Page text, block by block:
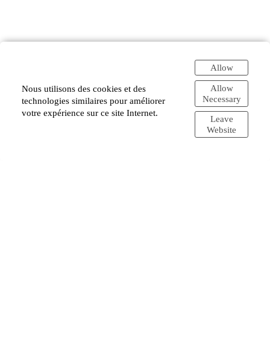
Nous utilisons des cookies et des
technologies similaires pour améliorer
votre expérience sur ce site Internet.
Allow
Allow
Necessary
Leave
Website